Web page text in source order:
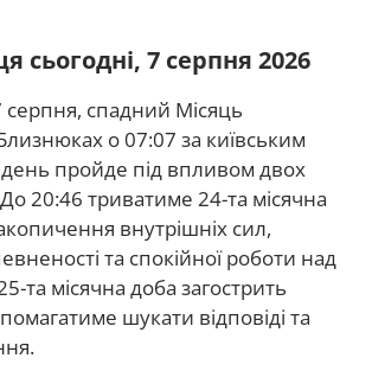
сьогодні, 7 серпня 2026
спадний Місяць
о 07:07 за київським
пройде під впливом двох
20:46 триватиме 24-та місячна
внутрішніх сил,
та спокійної роботи над
та місячна доба загострить
шукати відповіді та